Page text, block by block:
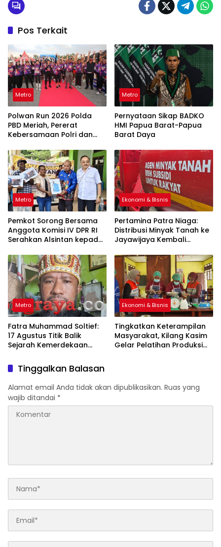
Pos Terkait
Metro
Polwan Run 2026 Polda
PBD Meriah, Pererat
Kebersamaan Polri dan
Metro
Pernyataan Sikap BADKO
HMI Papua Barat-Papua
Barat Daya
Metro
Pemkot Sorong Bersama
Anggota Komisi IV DPR RI
Serahkan Alsintan kepada
Ekonomi & Bisnis
Pertamina Patra Niaga:
Distribusi Minyak Tanah ke
Jayawijaya Kembali
Metro
Fatra Muhammad Soltief:
17 Agustus Titik Balik
Sejarah Kemerdekaan
Ekonomi & Bisnis
Tingkatkan Keterampilan
Masyarakat, Kilang Kasim
Gelar Pelatihan Produksi
Tinggalkan Balasan
Alamat email Anda tidak akan dipublikasikan. Ruas yang
wajib ditandai *